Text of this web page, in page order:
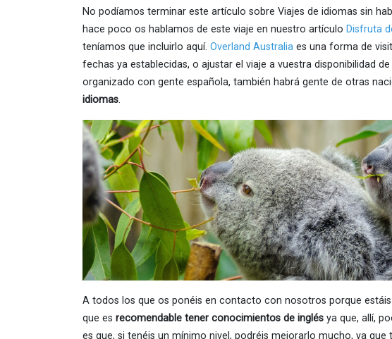
No podíamos terminar este artículo sobre Viajes de idiomas sin
hace poco os hablamos de este viaje en nuestro artículo Disfruta
teníamos que incluirlo aquí. Overland Australia es una forma de
fechas ya establecidas, o ajustar el viaje a vuestra disponibilidad
organizado con gente española, también habrá gente de otras
idiomas.
A todos los que os ponéis en contacto con nosotros porque
que es recomendable tener conocimientos de inglés ya que, allí,
es que, si tenéis un mínimo nivel, podréis mejorarlo mucho, ya